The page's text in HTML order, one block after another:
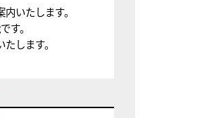
いたします。
す。
します。